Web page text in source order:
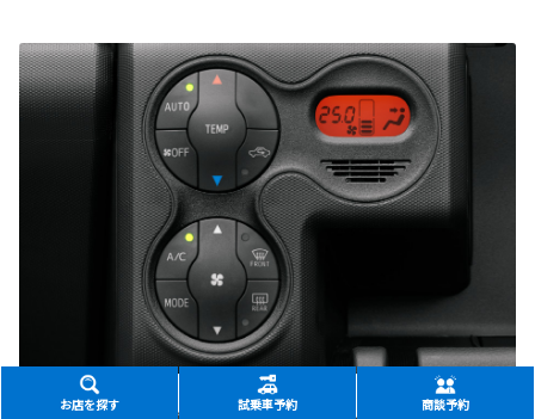
オートエアコン&プッシュ式ヒーターコントロールパネル
お店を探す 試乗車予約 商談予約